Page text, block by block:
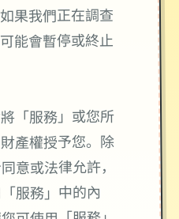
果我們正在調查
能會暫停或終止
「服務」或您所
產權授予您。除
意或法律允許，
服務」中的內